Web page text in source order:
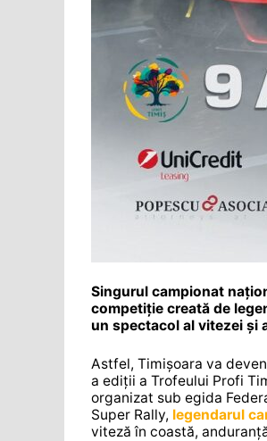
Singurul campionat
competiție creată de
un spectacol al vitezei și
Astfel, Timișoara va
a ediții a Trofeului Profi
organizat sub egida
Super Rally, legendarul
viteză în coastă,